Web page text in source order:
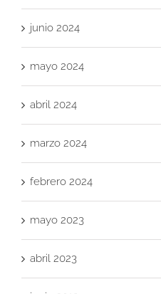
junio 2024
mayo 2024
abril 2024
marzo 2024
febrero 2024
mayo 2023
abril 2023